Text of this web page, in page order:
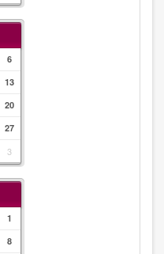
6
13
20
27
3
1
8